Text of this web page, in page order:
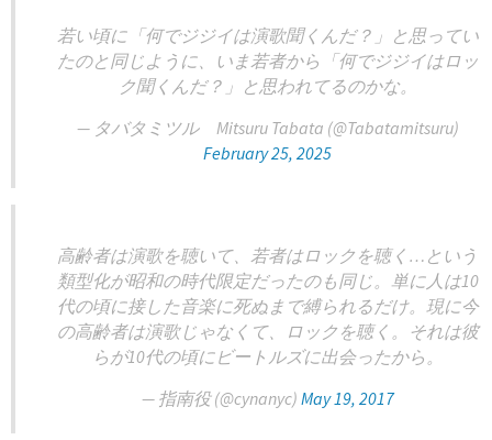
若い頃に「何でジジイは演歌聞くんだ？」と思ってい
たのと同じように、いま若者から「何でジジイはロッ
ク聞くんだ？」と思われてるのかな。
— タバタミツル Mitsuru Tabata (@Tabatamitsuru)
February 25, 2025
高齢者は演歌を聴いて、若者はロックを聴く…という
類型化が昭和の時代限定だったのも同じ。単に人は10
代の頃に接した音楽に死ぬまで縛られるだけ。現に今
の高齢者は演歌じゃなくて、ロックを聴く。それは彼
らが10代の頃にビートルズに出会ったから。
— 指南役 (@cynanyc) May 19, 2017